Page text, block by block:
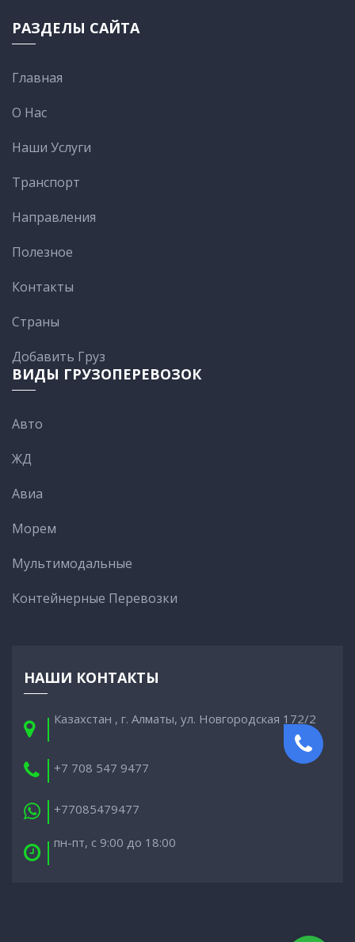
РАЗДЕЛЫ САЙТА
Главная
О Нас
Наши Услуги
Транспорт
Направления
Полезное
Контакты
Cтраны
Добавить Груз
ВИДЫ ГРУЗОПЕРЕВОЗОК
Авто
ЖД
Авиа
Морем
Мультимодальные
Контейнерные Перевозки
НАШИ КОНТАКТЫ
Казахстан , г. Алматы, ул. Новгородская 172/2
+7 708 547 9477
+77085479477
пн-пт, с 9:00 до 18:00